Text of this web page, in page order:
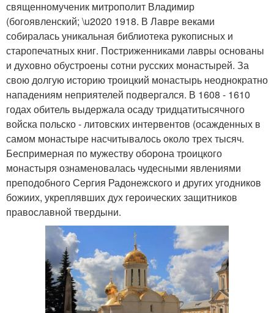
священномученик митрополит Владимир
(богоявленский; \u2020 1918. В Лавре веками
собиралась уникальная библиотека рукописных и
старопечатных книг. Постриженниками лавры основаны
и духовно обустроены сотни русских монастырей. За
свою долгую историю троицкий монастырь неоднократно
нападениям неприятелей подвергался. В 1608 - 1610
годах обитель выдержала осаду тридцатитысячного
войска польско - литовских интервентов (осажденных в
самом монастыре насчитывалось около трех тысяч.
Беспримерная по мужеству оборона троицкого
монастыря ознаменовалась чудесными явлениями
преподобного Сергия Радонежского и других угодников
божиих, укреплявших дух героических защитников
православной твердыни.